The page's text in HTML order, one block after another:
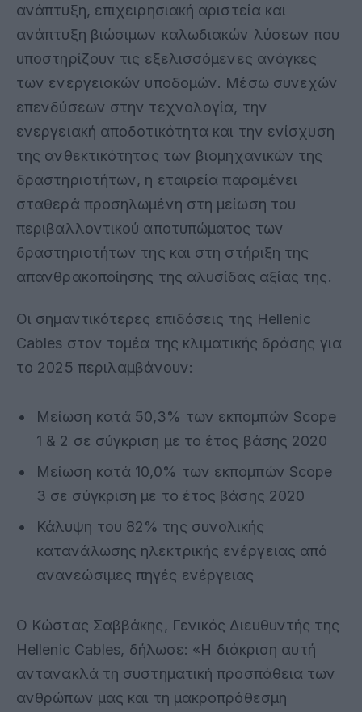
ανάπτυξη, επιχειρησιακή αριστεία και
ανάπτυξη βιώσιμων καλωδιακών λύσεων που
υποστηρίζουν τις εξελισσόμενες ανάγκες
των ενεργειακών υποδομών. Μέσω συνεχών
επενδύσεων στην τεχνολογία, την
ενεργειακή αποδοτικότητα και την ενίσχυση
της ανθεκτικότητας των βιομηχανικών της
δραστηριοτήτων, η εταιρεία παραμένει
σταθερά προσηλωμένη στη μείωση του
περιβαλλοντικού αποτυπώματος των
δραστηριοτήτων της και στη στήριξη της
απανθρακοποίησης της αλυσίδας αξίας της.
Οι σημαντικότερες επιδόσεις της Hellenic
Cables στον τομέα της κλιματικής δράσης για
το 2025 περιλαμβάνουν:
Μείωση κατά 50,3% των εκπομπών Scope
1 & 2 σε σύγκριση με το έτος βάσης 2020
Μείωση κατά 10,0% των εκπομπών Scope
3 σε σύγκριση με το έτος βάσης 2020
Κάλυψη του 82% της συνολικής
κατανάλωσης ηλεκτρικής ενέργειας από
ανανεώσιμες πηγές ενέργειας
Ο Κώστας Σαββάκης, Γενικός Διευθυντής της
Hellenic Cables, δήλωσε: «Η διάκριση αυτή
αντανακλά τη συστηματική προσπάθεια των
ανθρώπων μας και τη μακροπρόθεσμη